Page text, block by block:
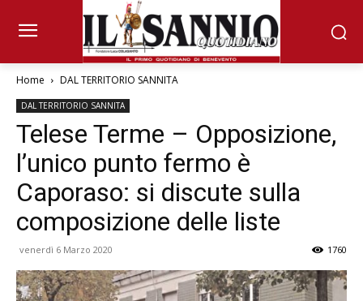
Home DAL TERRITORIO SANNITA
DAL TERRITORIO SANNITA
Telese Terme – Opposizione,
l’unico punto fermo è
Caporaso: si discute sulla
composizione delle liste
venerdì 6 Marzo 2020 1760